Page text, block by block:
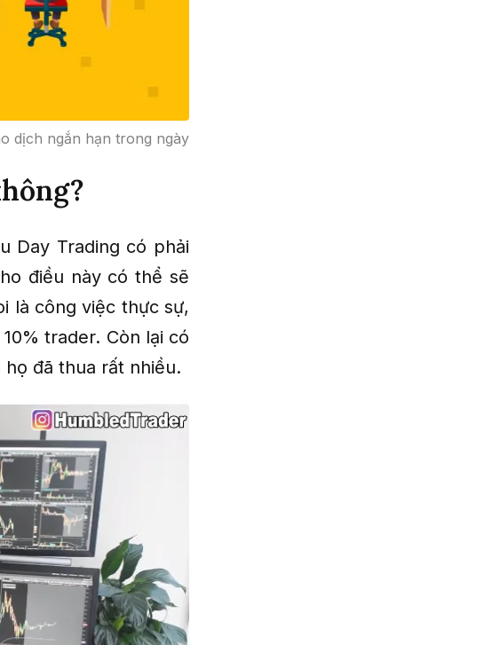
dịch ngắn hạn trong ngày
Day Trading có phải
điều này có thể sẽ
là công việc thực sự,
trader. Còn lại có
đã thua rất nhiều.